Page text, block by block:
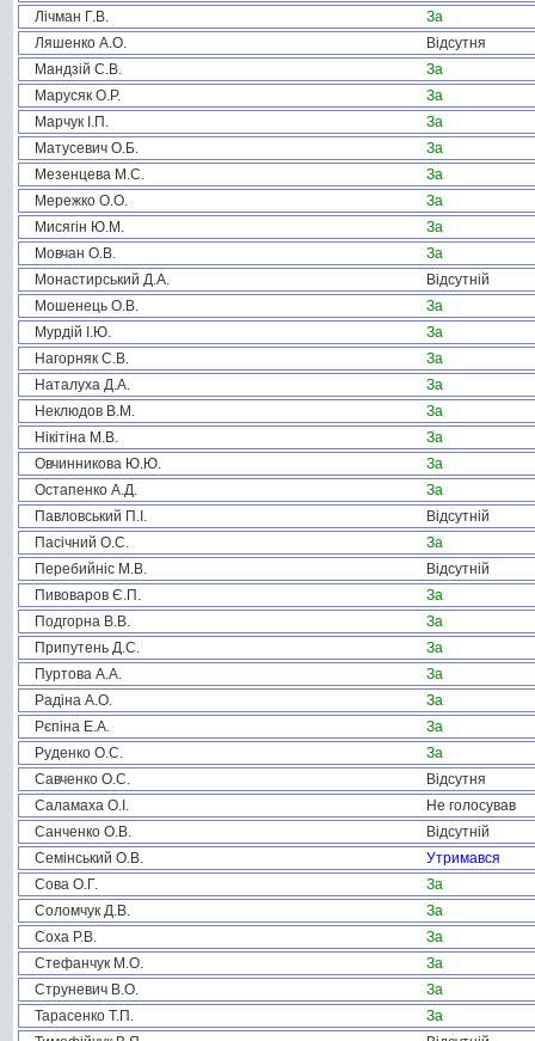
Лічман Г.В.
За
Ляшенко А.О.
Відсутня
Мандзій С.В.
За
Марусяк О.Р.
За
Марчук І.П.
За
Матусевич О.Б.
За
Мезенцева М.С.
За
Мережко О.О.
За
Мисягін Ю.М.
За
Мовчан О.В.
За
Монастирський Д.А.
Відсутній
Мошенець О.В.
За
Мурдій І.Ю.
За
Нагорняк С.В.
За
Наталуха Д.А.
За
Неклюдов В.М.
За
Нікітіна М.В.
За
Овчинникова Ю.Ю.
За
Остапенко А.Д.
За
Павловський П.І.
Відсутній
Пасічний О.С.
За
Перебийніс М.В.
Відсутній
Пивоваров Є.П.
За
Подгорна В.В.
За
Припутень Д.С.
За
Пуртова А.А.
За
Радіна А.О.
За
Рєпіна Е.А.
За
Руденко О.С.
За
Савченко О.С.
Відсутня
Саламаха О.І.
Не голосував
Санченко О.В.
Відсутній
Семінський О.В.
Утримався
Сова О.Г.
За
Соломчук Д.В.
За
Соха Р.В.
За
Стефанчук М.О.
За
Струневич В.О.
За
Тарасенко Т.П.
За